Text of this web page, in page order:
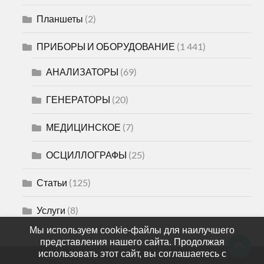
Планшеты (2)
ПРИБОРЫ И ОБОРУДОВАНИЕ (1 441)
АНАЛИЗАТОРЫ (69)
ГЕНЕРАТОРЫ (20)
МЕДИЦИНСКОЕ (7)
ОСЦИЛЛОГРАФЫ (25)
Статьи (125)
Услуги (8)
Мы используем cookie-файлы для наилучшего
представления нашего сайта. Продолжая
использовать этот сайт, вы соглашаетесь с